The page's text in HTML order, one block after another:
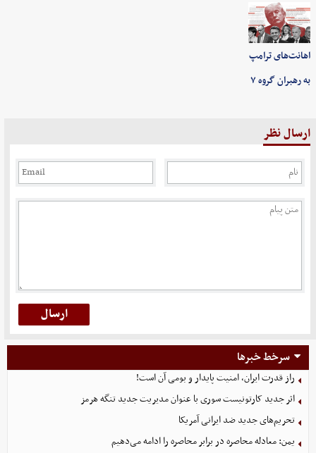
اهانت‌های ترامپ
به رهبران گروه ۷
ارسال نظر
سرخط خبرها
راز قدرت ایران، امنیت پایدار و بومی آن است!
اثر جدید کارتونیست سوری با عنوان مدیریت جدید تنگه هرمز
تحریم‌های جدید ضد ایرانی آمریکا
یمن: معادله محاصره در برابر محاصره را ادامه می‌دهیم